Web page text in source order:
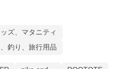
ズ、マタニティ
釣り、旅行用品